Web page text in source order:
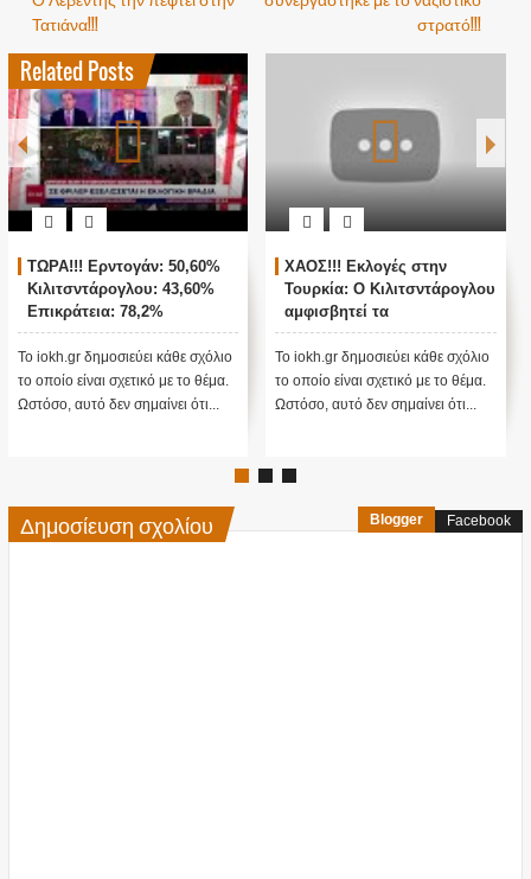
Τατιάνα!!!
στρατό!!!
Related Posts
ΤΩΡΑ!!! Ερντογάν: 50,60%
Κιλιτσντάρογλου: 43,60%
Επικράτεια: 78,2%
Το iokh.gr δημοσιεύει κάθε σχόλιο
το οποίο είναι σχετικό με το θέμα.
Ωστόσο, αυτό δεν σημαίνει ότι...
ΧΑΟΣ!!! Εκλογές στην
Τουρκία: Ο Κιλιτσντάρογλου
αμφισβητεί τα
αποτελέσματα θα γίνουν
ενστάσεις...
Το iokh.gr δημοσιεύει κάθε σχόλιο
το οποίο είναι σχετικό με το θέμα.
Ωστόσο, αυτό δεν σημαίνει ότι...
Δημοσίευση σχολίου Blogger Facebook